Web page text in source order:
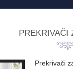
PREKRIVAČI
Prekrivači